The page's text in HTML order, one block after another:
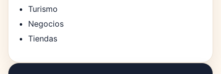
Turismo
Negocios
Tiendas